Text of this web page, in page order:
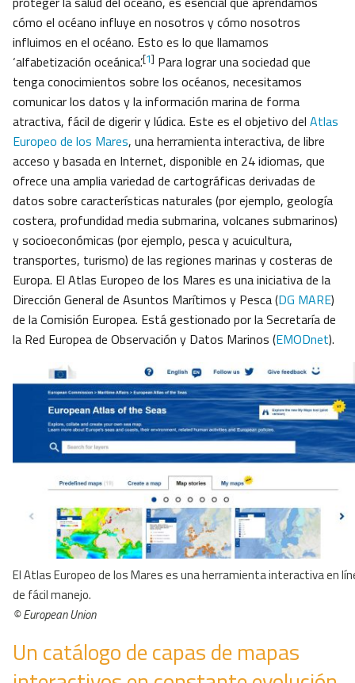
cómo el océano influye en nosotros y cómo nosotros
influimos en el océano. Esto es lo que llamamos
‘alfabetización oceánica’.[1] Para lograr una sociedad que
tenga conocimientos sobre los océanos, necesitamos
comunicar los datos y la información marina de forma
atractiva, fácil de digerir y lúdica. Este es el objetivo del Atlas
Europeo de los Mares, una herramienta interactiva, de libre
acceso y basada en Internet, disponible en 24 idiomas, que
ofrece una amplia variedad de cartográficas derivadas de
datos sobre características naturales (por ejemplo, geología
costera, profundidad media submarina, volcanes submarinos)
y socioeconómicas (por ejemplo, pesca y acuicultura,
transportes, turismo) de las regiones marinas y costeras de
Europa. El Atlas Europeo de los Mares es una iniciativa de la
Dirección General de Asuntos Marítimos y Pesca (DG MARE)
de la Comisión Europea. Está gestionado por la Secretaría de
la Red Europea de Observación y Datos Marinos (EMODnet).
El Atlas Europeo de los Mares es una herramienta interactiva en
de fácil manejo.
© European Union
Un catálogo de capas de mapas